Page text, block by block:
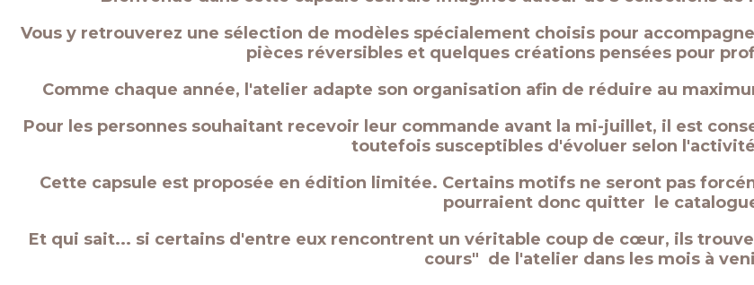
Vous y retrouverez une sélection de modèles spécialement choisis pour
pièces réversibles et quelques créations pensées pour
Comme chaque année, l'atelier adapte son organisation afin de réduire au
Pour les personnes souhaitant recevoir leur commande avant la mi-juillet, il est
toutefois susceptibles d'évoluer selon
Cette capsule est proposée en édition limitée. Certains motifs ne seront pas
pourraient donc quitter le
Et qui sait... si certains d'entre eux rencontrent un véritable coup de cœur, ils
cours" de l'atelier dans les mois à